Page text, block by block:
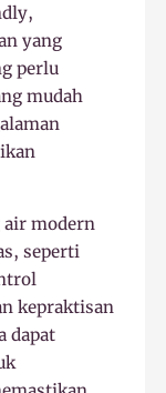
yang
perlu
mudah
air modern
seperti
kepraktisan
dapat